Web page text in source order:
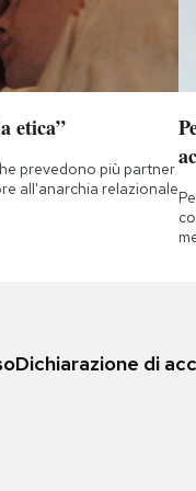
etica”
prevedono più partner
all'anarchia relazionale
Dichiarazione di